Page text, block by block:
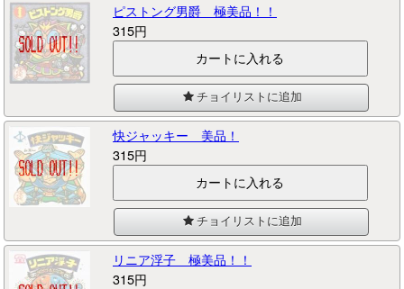
ピストング男爵 極美品！！
315円
チョイリストに追加
快ジャッキー 美品！
315円
チョイリストに追加
リニア浮子 極美品！！
315円